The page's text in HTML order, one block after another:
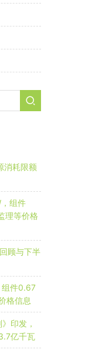
消耗限额
组件
理等价格
顾与下半
组件0.67
格信息
印发，
亿千瓦